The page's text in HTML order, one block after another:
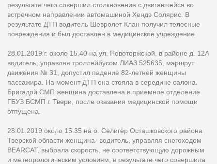
результате чего совершил столкновение c двигавшейся во
встречном направлении автомашиной Хендэ Солярис. В
результате ДТП водитель Шевролет Клан получил телесные
повреждения и был доставлен в медицинское учреждение
28.01.2019 г. около 15.40 на ул. Новоторжской, в районе д. 12А
водитель, управляя троллейбусом ЛИАЗ 525635, маршрут
движения № 31, допустил падение 82-летней женщины
пассажира. На момент ДТП она стояла в середине салона.
Бригадой СМП женщина доставлена в приемное отделение
ГБУЗ БСМП г. Твери, после оказания медицинской помощи
отпущена.
28.01.2019 около 15.35 на о. Селигер Осташковского района
Тверской области женщина- водитель, управляя снегоходом
BEARCAT, выбрала скорость, не соответствующую дорожным
и метеорологическим условиям, в результате чего совершила